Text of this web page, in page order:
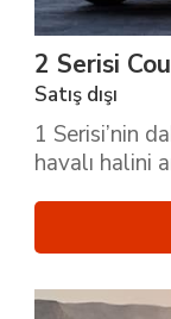
2 Serisi
Satış dışı
1 Serisi’nin
havalı halini